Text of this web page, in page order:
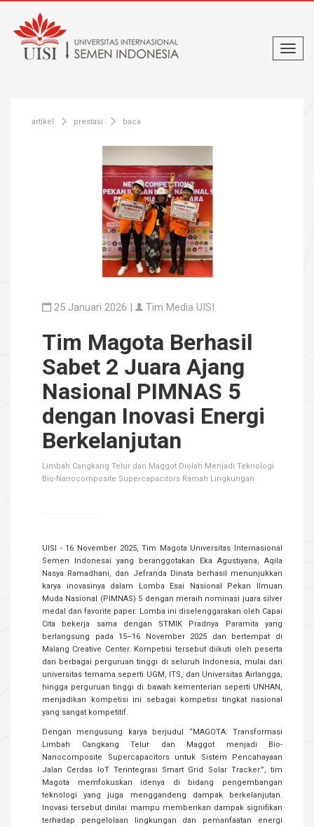
artikel prestasi baca
25 Januari 2026 | Tim Media UISI
Tim Magota Berhasil
Sabet 2 Juara Ajang
Nasional PIMNAS 5
dengan Inovasi Energi
Berkelanjutan
Limbah Cangkang Telur dan Maggot Diolah Menjadi Teknologi
Bio-Nanocomposite Supercapacitors Ramah Lingkungan
UISI - 16 November 2025, Tim Magota Universitas Internasional
Semen Indonesai yang beranggotakan Eka Agustiyana, Aqila
Nasya Ramadhani, dan Jefranda Dinata berhasil menunjukkan
karya inovasinya dalam Lomba Esai Nasional Pekan Ilmuan
Muda Nasional (PIMNAS) 5 dengan meraih nominasi juara silver
medal dan favorite paper. Lomba ini diselenggarakan oleh Capai
Cita bekerja sama dengan STMIK Pradnya Paramita yang
berlangsung pada 15–16 November 2025 dan bertempat di
Malang Creative Center. Kompetisi tersebut diikuti oleh peserta
dari berbagai perguruan tinggi di seluruh Indonesia, mulai dari
universitas ternama seperti UGM, ITS, dan Universitas Airlangga,
hingga perguruan tinggi di bawah kementerian seperti UNHAN,
menjadikan kompetisi ini sebagai kompetisi tingkat nasional
yang sangat kompetitif.
Dengan mengusung karya berjudul “MAGOTA: Transformasi
Limbah Cangkang Telur dan Maggot menjadi Bio-
Nanocomposite Supercapacitors untuk Sistem Pencahayaan
Jalan Cerdas IoT Terintegrasi Smart Grid Solar Tracker.”, tim
Magota memfokuskan idenya di bidang pengembangan
teknologi yang juga menggandeng dampak berkelanjutan.
Inovasi tersebut dinilai mampu memberikan dampak signifikan
terhadap pengelolaan lingkungan dan pemanfaatan energi